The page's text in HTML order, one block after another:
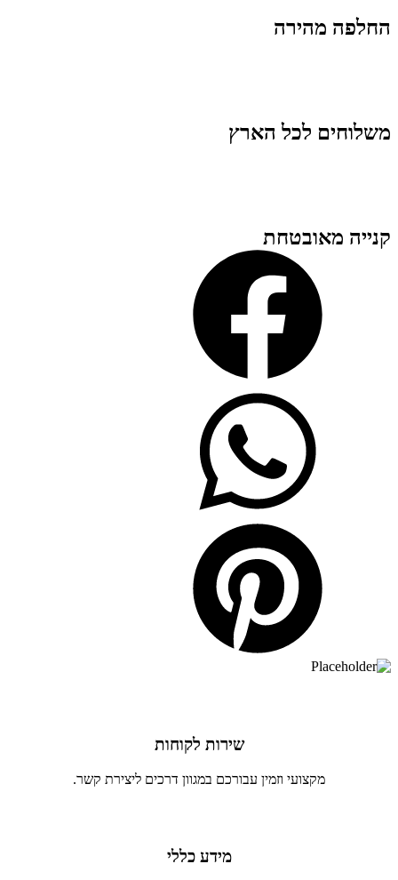
החלפה מהירה
משלוחים לכל הארץ
קנייה מאובטחת
שירות לקוחות
מקצועי וזמין עבורכם במגוון דרכים ליצירת קשר.
מידע כללי